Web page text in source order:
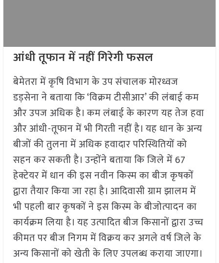
आंधी तूफान में नहीं गिरेगी फसल
बेमेतरा में कृषि विभाग के उप संचालक मोरध्वज
डड़सेना ने बताया कि ‘विक्रम टीसीआर’ की लंबाई कम
और उपज अधिक है। कम लंबाई के कारण यह तेज हवा
और आंधी-तूफान में भी गिरती नहीं है। यह धान के अन्य
बीजों की तुलना में अधिक हवादार परिस्थितियों को
सहन कर सकती है। उन्होंने बताया कि जिले में 67
हेक्टेयर में धान की इस नवीन किस्म का बीज कृषकों
द्वारा तैयार किया जा रहा है। आदिवासी ग्राम झालम में
भी पहली बार कृषकों ने इस किस्म के बीजोत्पादन का
कार्यक्रम लिया है। यह उत्पादित बीज किसानों द्वारा उच्च
कीमत पर बीज निगम में विक्रय कर अगले वर्ष जिले के
अन्य किसानों को खेती के लिए उपलब्ध कराया जाएगा।